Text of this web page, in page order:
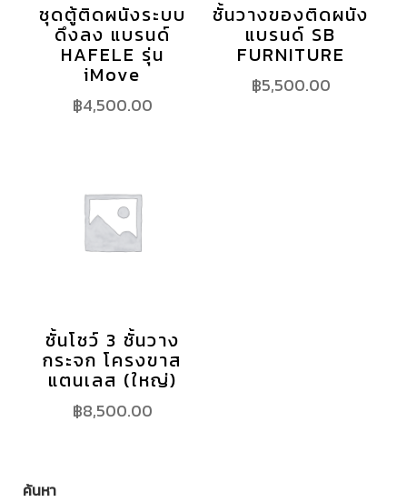
ชุดตู้ติดผนังระบบ
ดึงลง แบรนด์
HAFELE รุ่น
iMove
฿4,500.00
ชั้นวางของติดผนัง
แบรนด์ SB
FURNITURE
฿5,500.00
ชั้นโชว์ 3 ชั้นวาง
กระจก โครงขาส
แตนเลส (ใหญ่)
฿8,500.00
ค้นหา